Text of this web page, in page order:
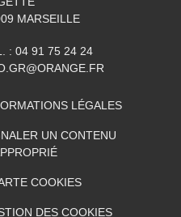
MARSEILLE
: 04 91 75 24 24
LÉGALES
UN CONTENU
COOKIES
DES COOKIES